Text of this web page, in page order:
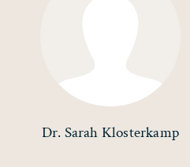
Dr. Sarah Klosterkamp